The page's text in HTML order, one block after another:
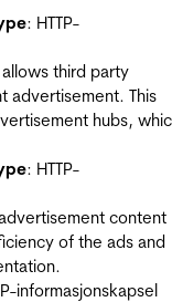
: HTTP-
third party
advertisement. This
hubs,
: HTTP-
content
of the ads and
informasjonskapsel